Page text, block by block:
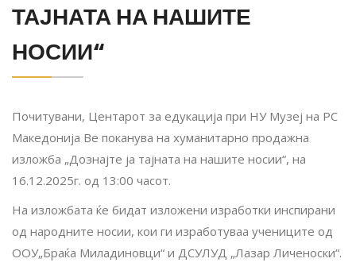
ТАЈНАТА НА НАШИТЕ
НОСИИ“
Почитувани, Центарот за едукација при НУ Музеј на РС
Македонија Ве поканува на хуманитарно продажна
изложба „Дознајте ја тајната на нашите носии“, на
16.12.2025г. од 13:00 часот.
На изложбата ќе бидат изложени изработки инспирани
од народните носии, кои ги изработуваа учениците од
ООУ„Браќа Миладиновци“ и ДСУЛУД „Лазар Личеноски“.